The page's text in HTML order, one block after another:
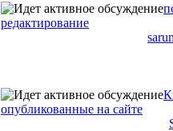
редактирование
опубликованные на сайте